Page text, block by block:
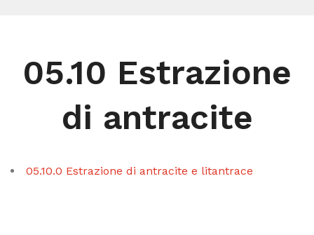
05.10 Estrazione
di antracite
05.10.0 Estrazione di antracite e litantrace